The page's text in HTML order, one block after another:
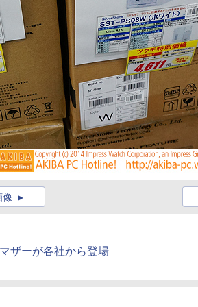
像
ザーが各社から登場